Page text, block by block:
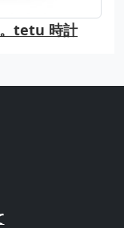
。tetu 時計